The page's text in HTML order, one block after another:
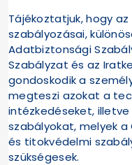
Tájékoztatjuk, hogy
szabályozásai,
Adatbiztonsági
Szabályzat és az
gondoskodik a
megteszi azokat a
intézkedéseket,
szabályokat, melyek
és titokvédelmi
szükségesek.